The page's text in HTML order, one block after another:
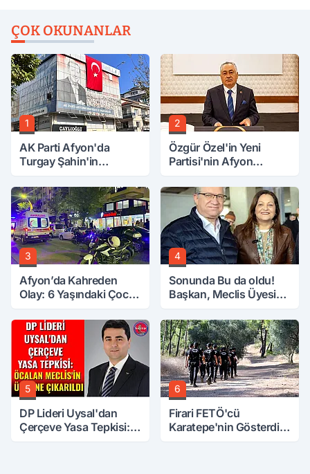
ÇOK OKUNANLAR
1
AK Parti Afyon'da
Turgay Şahin'in
2
Özgür Özel'in Yeni
Partisi'nin Afyon
3
Afyon’da Kahreden
Olay: 6 Yaşındaki Çocuk
4
Sonunda Bu da oldu!
Başkan, Meclis Üyesini
Attırdı
5
DP Lideri Uysal'dan
Çerçeve Yasa Tepkisi:
6
Firari FETÖ'cü
Karatepe'nin Gösterdiği